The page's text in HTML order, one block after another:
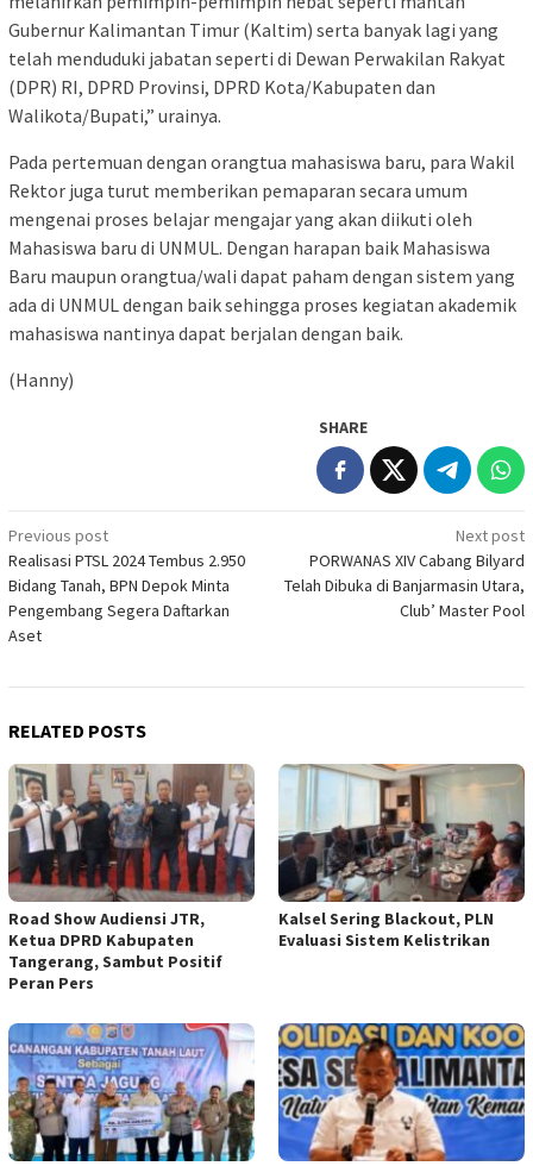
Gubernur Kalimantan Timur (Kaltim) serta banyak lagi yang
telah menduduki jabatan seperti di Dewan Perwakilan Rakyat
(DPR) RI, DPRD Provinsi, DPRD Kota/Kabupaten dan
Walikota/Bupati,” urainya.
Pada pertemuan dengan orangtua mahasiswa baru, para Wakil
Rektor juga turut memberikan pemaparan secara umum
mengenai proses belajar mengajar yang akan diikuti oleh
Mahasiswa baru di UNMUL. Dengan harapan baik Mahasiswa
Baru maupun orangtua/wali dapat paham dengan sistem yang
ada di UNMUL dengan baik sehingga proses kegiatan akademik
mahasiswa nantinya dapat berjalan dengan baik.
(Hanny)
SHARE
Post
navigation
Previous post
Realisasi PTSL 2024 Tembus 2.950
Bidang Tanah, BPN Depok Minta
Pengembang Segera Daftarkan
Aset
Next post
PORWANAS XIV Cabang Bilyard
Telah Dibuka di Banjarmasin Utara,
Club’ Master Pool
RELATED POSTS
Road Show Audiensi JTR,
Ketua DPRD Kabupaten
Tangerang, Sambut Positif
Peran Pers
Kalsel Sering Blackout, PLN
Evaluasi Sistem Kelistrikan